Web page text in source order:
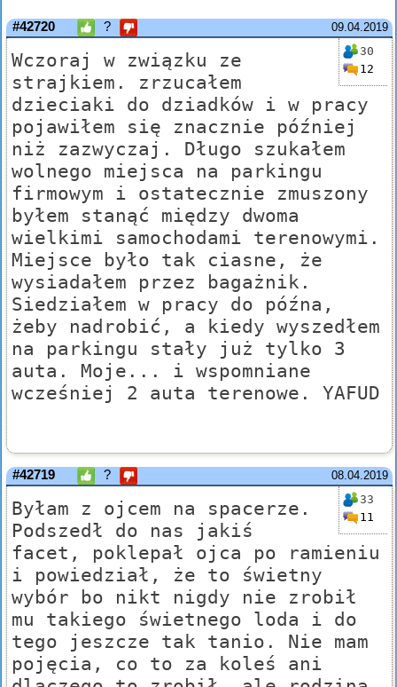
09.04.2019
#42720 ?
30
12
Wczoraj w związku ze
strajkiem. zrzucałem
dzieciaki do dziadków i w pracy
pojawiłem się znacznie później
niż zazwyczaj. Długo szukałem
wolnego miejsca na parkingu
firmowym i ostatecznie zmuszony
byłem stanąć między dwoma
wielkimi samochodami terenowymi.
Miejsce było tak ciasne, że
wysiadałem przez bagażnik.
Siedziałem w pracy do późna,
żeby nadrobić, a kiedy wyszedłem
na parkingu stały już tylko 3
auta. Moje... i wspomniane
wcześniej 2 auta terenowe. YAFUD
08.04.2019
#42719 ?
33
11
Byłam z ojcem na spacerze.
Podszedł do nas jakiś
facet, poklepał ojca po ramieniu
i powiedział, że to świetny
wybór bo nikt nigdy nie zrobił
mu takiego świetnego loda i do
tego jeszcze tak tanio. Nie mam
pojęcia, co to za koleś ani